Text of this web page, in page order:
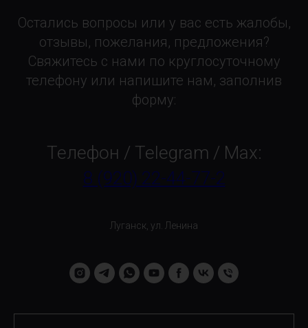
Остались вопросы или у вас есть жалобы,
отзывы, пожелания, предложения?
Свяжитесь с нами по круглосуточному
телефону или напишите нам, заполнив
форму:
Телефон / Telegram / Max:
8 (920) 22-44-77-2
Луганск, ул. Ленина